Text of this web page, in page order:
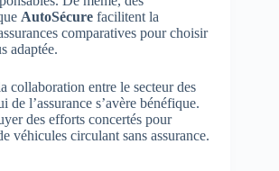
AutoSécure facilitent la
comparatives pour choisir
adaptée.
collaboration entre le secteur des
de l’assurance s’avère bénéfique.
des efforts concertés pour
véhicules circulant sans assurance.